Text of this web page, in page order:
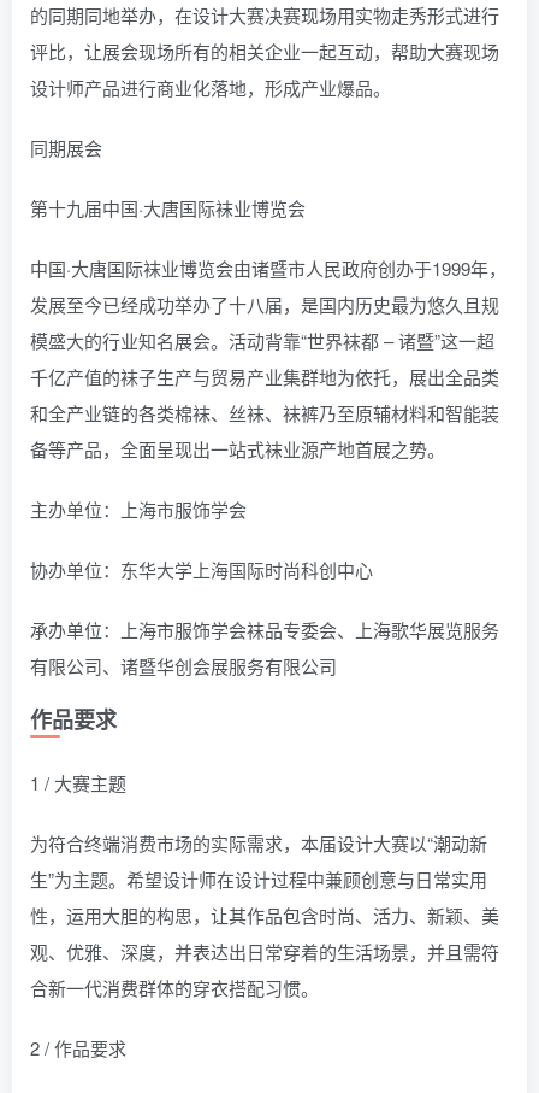
的同期同地举办，在设计大赛决赛现场用实物走秀形式进行
评比，让展会现场所有的相关企业一起互动，帮助大赛现场
设计师产品进行商业化落地，形成产业爆品。
同期展会
第十九届中国·大唐国际袜业博览会
中国·大唐国际袜业博览会由诸暨市人民政府创办于1999年，
发展至今已经成功举办了十八届，是国内历史最为悠久且规
模盛大的行业知名展会。活动背靠“世界袜都 – 诸暨”这一超
千亿产值的袜子生产与贸易产业集群地为依托，展出全品类
和全产业链的各类棉袜、丝袜、袜裤乃至原辅材料和智能装
备等产品，全面呈现出一站式袜业源产地首展之势。
主办单位：上海市服饰学会
协办单位：东华大学上海国际时尚科创中心
承办单位：上海市服饰学会袜品专委会、上海歌华展览服务
有限公司、诸暨华创会展服务有限公司
作品要求
1 / 大赛主题
为符合终端消费市场的实际需求，本届设计大赛以“潮动新
生”为主题。希望设计师在设计过程中兼顾创意与日常实用
性，运用大胆的构思，让其作品包含时尚、活力、新颖、美
观、优雅、深度，并表达出日常穿着的生活场景，并且需符
合新一代消费群体的穿衣搭配习惯。
2 / 作品要求